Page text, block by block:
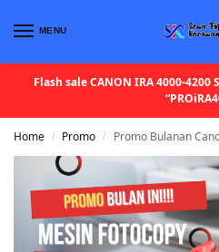
MENU
Flash sale CANON IRA 4000-4200
Home / Promo / Promo Bulanan Canon iRA 4225 Rp. 14